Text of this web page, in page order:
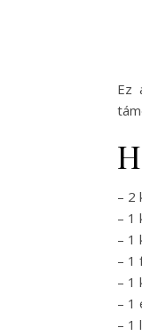
Ez
– 2
– 1
– 1
– 1
– 1
– 1
– 1